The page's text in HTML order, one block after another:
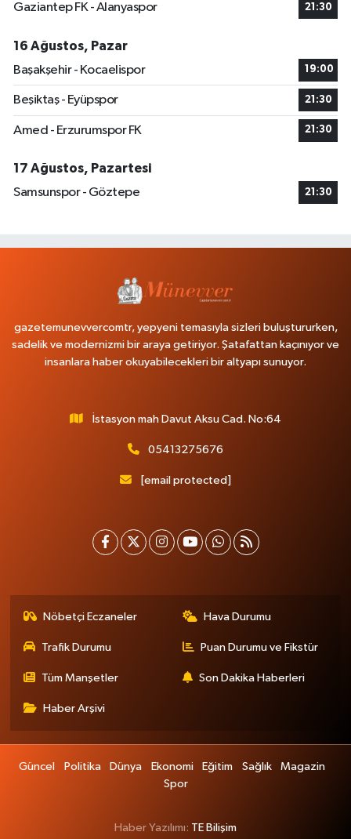
Gaziantep FK - Alanyaspor 21:30
16 Ağustos, Pazar
Başakşehir - Kocaelispor
19:00
Beşiktaş - Eyüpspor 21:30
Amed - Erzurumspor FK 21:30
17 Ağustos, Pazartesi
Samsunspor - Göztepe
21:30
gazetemunevvercomtr, yepyeni temasıyla sizleri buluştururken,
sadelik ve modernizmi bir araya getiriyor. Şatafattan kaçınıyor ve
insanlara haber okuyabilecekleri bir altyapı sunuyor.
İstasyon mah Davut Aksu Cad. No:64
05413275676
[email protected]
Nöbetçi Eczaneler Hava Durumu
Trafik Durumu Puan Durumu ve Fikstür
Tüm Manşetler Son Dakika Haberleri
Haber Arşivi
Güncel Politika Dünya Ekonomi Eğitim Sağlık
Magazin
Spor
Haber Yazılımı: TE Bilişim